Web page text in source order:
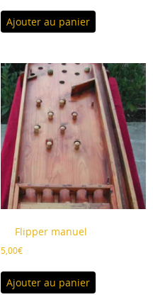
Ajouter au panier
Flipper manuel
5,00€
Ajouter au panier